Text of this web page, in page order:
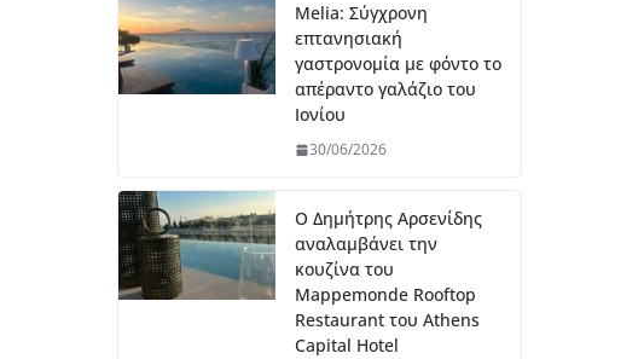
Melia: Σύγχρονη
επτανησιακή
γαστρονομία με φόντο το
απέραντο γαλάζιο του
Ιονίου
30/06/2026
Ο Δημήτρης Αρσενίδης
αναλαμβάνει την
κουζίνα του
Mappemonde Rooftop
Restaurant του Athens
Capital Hotel